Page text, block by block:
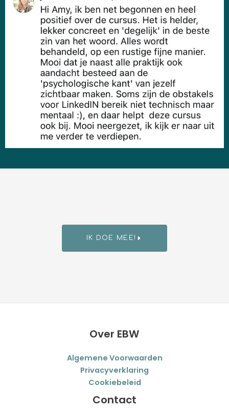
IK DOE MEE!
Over EBW
Algemene Voorwaarden
Privacyverklaring
Cookiebeleid
Contact